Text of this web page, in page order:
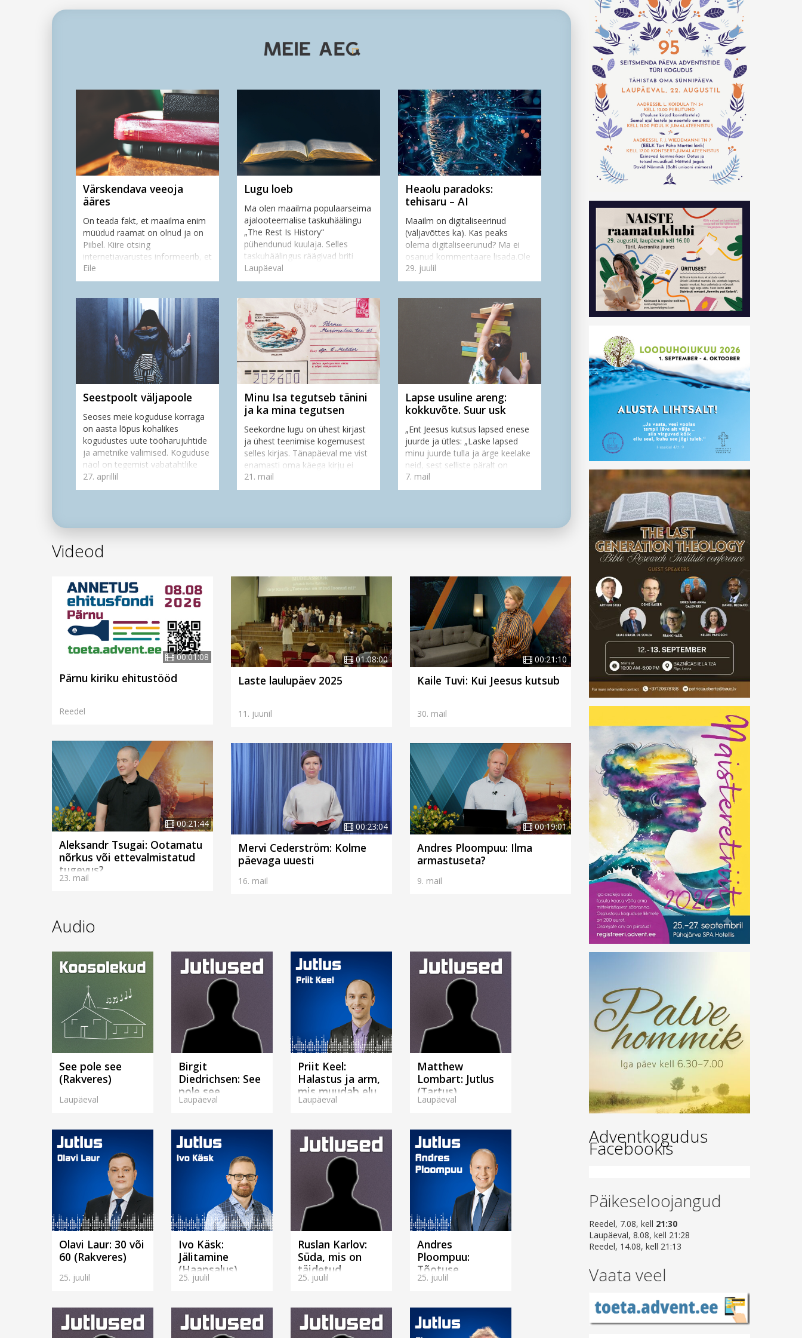
Värskendava veeoja
ääres
On teada fakt, et maailma enim
müüdud raamat on olnud ja on
Piibel. Kiire otsing
internetiavarustes informeerib, et
alates Johannes Gutenbergi
trükipressi leiutamisest 1995.
Eile
Lugu loeb
Ma olen maailma populaarseima
ajalooteemalise taskuhäälingu
„The Rest Is History“
pühendunud kuulaja. Selles
taskuhäälingus räägivad briti
ajaloolased Tom Holland ja
Dominic Sandbrook kõik...
Laupäeval
Heaolu paradoks:
tehisaru – AI
Maailm on digitaliseerinud
(väljavõttes ka). Kas peaks
olema digitaliseerunud? Ma ei
osanud kommentaare lisada.Ole
sa vana või noor – ma usun, et ei
ole ühtegi inimest, kes ei oleks
29. juulil
Seestpoolt väljapoole
Seoses meie koguduse korraga
on aasta lõpus kohalikes
kogudustes uute tööharujuhtide
ja ametnike valimised. Koguduse
näol on tegemist vabatahtlike
grupiga, kes jagavad isekeskis
tööülesandeid n...
27. aprillil
Minu Isa tegutseb tänini
ja ka mina tegutsen
Seekordne lugu on ühest kirjast
ja ühest teenimise kogemusest
selles kirjas. Tänapäeval me vist
enamasti oma käega kirju ei
kirjuta ja postiga kirju ei saada
ning meile tulevad meie päris
21. mail
Lapse usuline areng:
kokkuvõte. Suur usk
„Ent Jeesus kutsus lapsed enese
juurde ja ütles: „Laske lapsed
minu juurde tulla ja ärge keelake
neid, sest selliste päralt on
Jumala riik!“ (Luuka 18:16)Lapse
usuline areng kulgeb käsikäes...
7. mail
Videod
00:01:08
Pärnu kiriku ehitustööd
Reedel
01:08:00
Laste laulupäev 2025
11. juunil
00:21:10
Kaile Tuvi: Kui Jeesus kutsub
30. mail
00:21:44
Aleksandr Tsugai: Ootamatu
nõrkus või ettevalmistatud
tugevus?
23. mail
00:23:04
Mervi Cederström: Kolme
päevaga uuesti
16. mail
00:19:01
Andres Ploompuu: Ilma
armastuseta?
9. mail
Audio
See pole see
(Rakveres)
Laupäeval
Birgit
Diedrichsen: See
pole see
(Rakveres)
Laupäeval
Priit Keel:
Halastus ja arm,
mis muudab elu.
(Tallinnas)
Laupäeval
Matthew
Lombart: Jutlus
(Tartus)
Laupäeval
Olavi Laur: 30 või
60 (Rakveres)
25. juulil
Ivo Käsk:
Jälitamine
(Haapsalus)
25. juulil
Ruslan Karlov:
Süda, mis on
täidetud
missiooniga.
25. juulil
Andres
Ploompuu:
Tõotuse
kaaspärijad
25. juulil
Adventkogudus
Facebookis
Päikeseloojangud
Reedel, 7.08, kell 21:30
Laupäeval, 8.08, kell 21:28
Reedel, 14.08, kell 21:13
Vaata veel